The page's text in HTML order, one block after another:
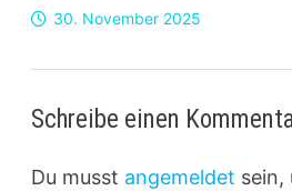
30. November 2025
Schreibe einen
Du musst angemeldet sein,